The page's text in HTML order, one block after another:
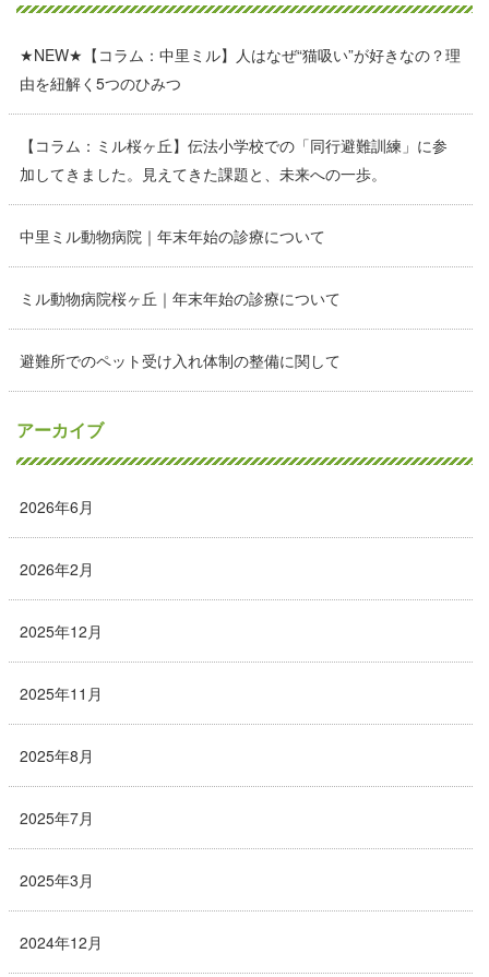
★NEW★【コラム：中里ミル】人はなぜ“猫吸い”が好きなの？理
由を紐解く5つのひみつ
【コラム：ミル桜ヶ丘】伝法小学校での「同行避難訓練」に参
加してきました。見えてきた課題と、未来への一歩。
中里ミル動物病院｜年末年始の診療について
ミル動物病院桜ヶ丘｜年末年始の診療について
避難所でのペット受け入れ体制の整備に関して
アーカイブ
2026年6月
2026年2月
2025年12月
2025年11月
2025年8月
2025年7月
2025年3月
2024年12月